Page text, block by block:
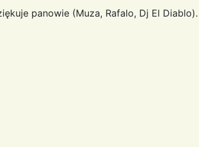
panowie (Muza, Rafalo, Dj El